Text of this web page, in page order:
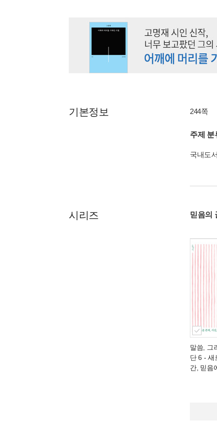
기본정보 244쪽
주제 분
국내도
시리즈 믿음의
말씀, 그
단 6 - 새
간, 믿음